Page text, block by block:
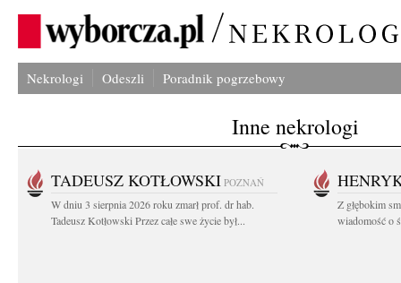
Nekrologi Odeszli Poradnik pogrzebowy
Inne nekrologi
TADEUSZ KOTŁOWSKI POZNAŃ
W dniu 3 sierpnia 2026 roku zmarł prof. dr hab.
Tadeusz Kotłowski Przez całe swe życie był...
Z głębokim
wiadomość o